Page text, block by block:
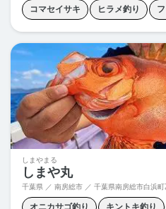
コマセイサキ ヒラメ釣り
ヤリイカ釣り 五目釣り 根
しまやまる
しまや丸
千葉県 ／ 南房総市 ／ 千葉県南房総市白浜
オニカサゴ釣り キントキ釣り